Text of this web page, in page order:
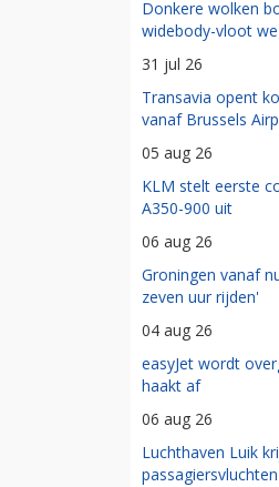
Donkere wolken
widebody-vloot
31 jul 26
Transavia opent
vanaf Brussels
05 aug 26
KLM stelt eerste
A350-900 uit
06 aug 26
Groningen vanaf
zeven uur rijden'
04 aug 26
easyJet wordt
haakt af
06 aug 26
Luchthaven Luik